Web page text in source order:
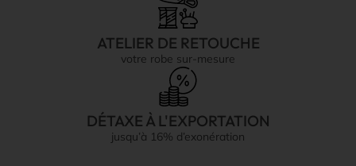
ATELIER DE RETOUCHE
votre robe sur-mesure
DÉTAXE À L'EXPORTATION
jusqu’à 16% d’exonération